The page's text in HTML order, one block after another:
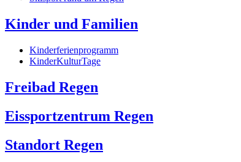
Kinder und Familien
Kinderferienprogramm
KinderKulturTage
Freibad Regen
Eissportzentrum Regen
Standort Regen